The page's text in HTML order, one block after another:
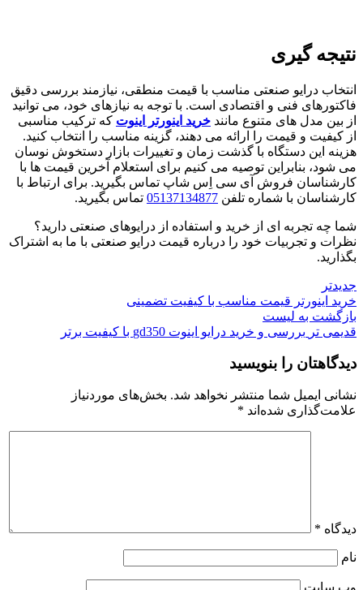
نتیجه گیری
انتخاب درایو صنعتی مناسب با قیمت منطقی، نیازمند بررسی دقیق
فاکتورهای فنی و اقتصادی است. با توجه به نیازهای خود، می توانید
از بین مدل های متنوع مانند خرید اینورتر اینوت که ترکیب مناسبی
از کیفیت و قیمت را ارائه می دهند، گزینه مناسب را انتخاب کنید.
هزینه این دستگاه با گذشت زمان و تغییرات بازار دستخوش نوسان
می شود، بنابراین توصیه می کنیم برای استعلام آخرین قیمت ها با
کارشناسان فروش آی سی اِس شاپ تماس بگیرید. برای ارتباط با
کارشناسان با شماره تلفن 05137134877 تماس بگیرید.
شما چه تجربه ای از خرید و استفاده از درایوهای صنعتی دارید؟
نظرات و تجربیات خود را درباره قیمت درایو صنعتی با ما به اشتراک
بگذارید.
جدیدتر
خرید اینورتر قیمت مناسب با کیفیت تضمینی
بازگشت به لیست
قدیمی تر بررسی و خرید درایو اینوت gd350 با کیفیت برتر
دیدگاهتان را بنویسید
نشانی ایمیل شما منتشر نخواهد شد. بخش‌های موردنیاز
علامت‌گذاری شده‌اند *
دیدگاه *
نام